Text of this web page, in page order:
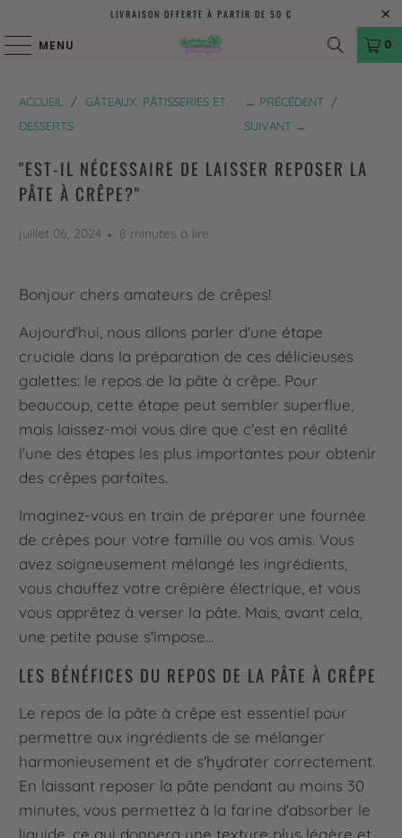
LIVRAISON OFFERTE À PARTIR DE 50 €
MENU 0
ACCUEIL / GÂTEAUX, PÂTISSERIES ET
DESSERTS
← PRÉCÉDENT
/
SUIVANT →
"EST-IL NÉCESSAIRE DE LAISSER REPOSER LA
PÂTE À CRÊPE?"
juillet 06, 2024 8 minutes à lire
Bonjour chers amateurs de crêpes!
Aujourd'hui, nous allons parler d'une étape
cruciale dans la préparation de ces délicieuses
galettes: le repos de la pâte à crêpe. Pour
beaucoup, cette étape peut sembler superflue,
mais laissez-moi vous dire que c'est en réalité
l'une des étapes les plus importantes pour obtenir
des crêpes parfaites.
Imaginez-vous en train de préparer une fournée
de crêpes pour votre famille ou vos amis. Vous
avez soigneusement mélangé les ingrédients,
vous chauffez votre crêpière électrique, et vous
vous apprêtez à verser la pâte. Mais, avant cela,
une petite pause s'impose...
LES BÉNÉFICES DU REPOS DE LA PÂTE À CRÊPE
Le repos de la pâte à crêpe est essentiel pour
permettre aux ingrédients de se mélanger
harmonieusement et de s'hydrater correctement.
En laissant reposer la pâte pendant au moins 30
minutes, vous permettez à la farine d'absorber le
liquide, ce qui donnera une texture plus légère et